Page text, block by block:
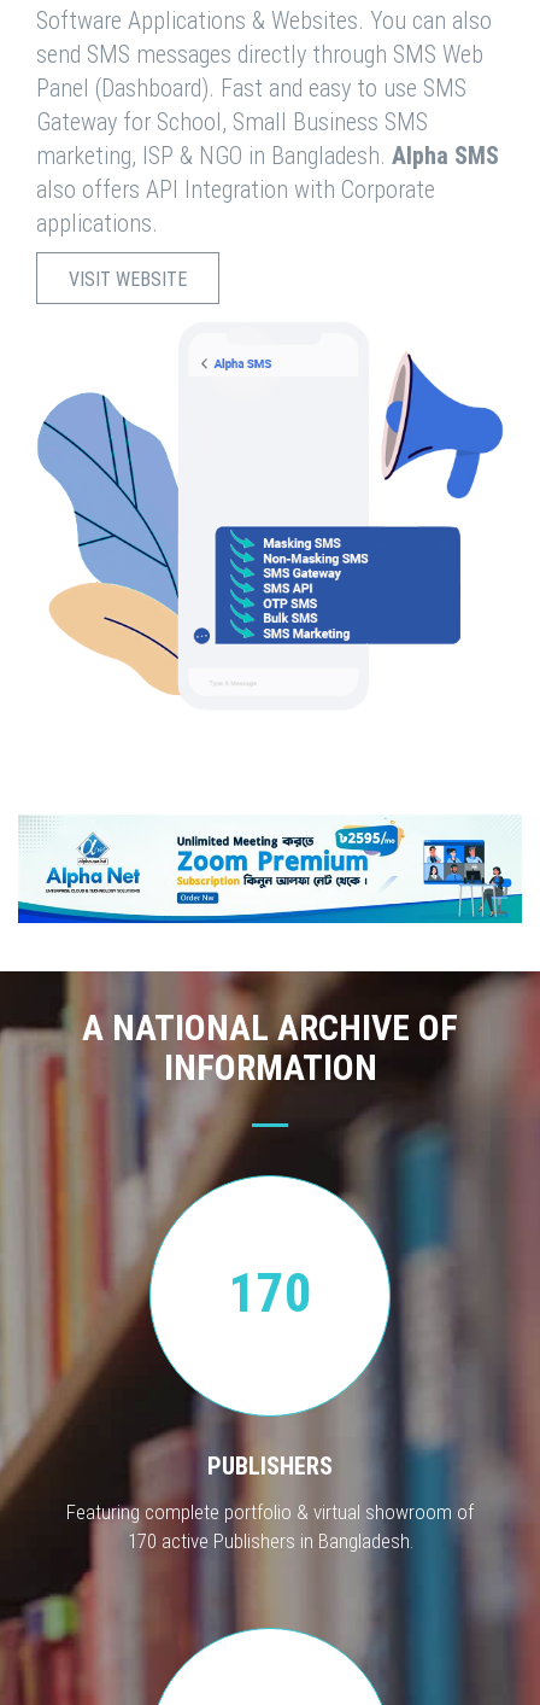
Software Applications & Websites. You can also
send SMS messages directly through SMS Web
Panel (Dashboard). Fast and easy to use SMS
Gateway for School, Small Business SMS
marketing, ISP & NGO in Bangladesh. Alpha SMS
also offers API Integration with Corporate
applications.
VISIT WEBSITE
A NATIONAL ARCHIVE OF
INFORMATION
170
PUBLISHERS
Featuring complete portfolio & virtual showroom of
170 active Publishers in Bangladesh.